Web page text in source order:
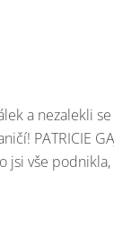
a nezalekli
PATRICIE
vše podnikla,